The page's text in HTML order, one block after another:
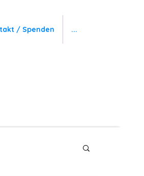
/ Spenden ...